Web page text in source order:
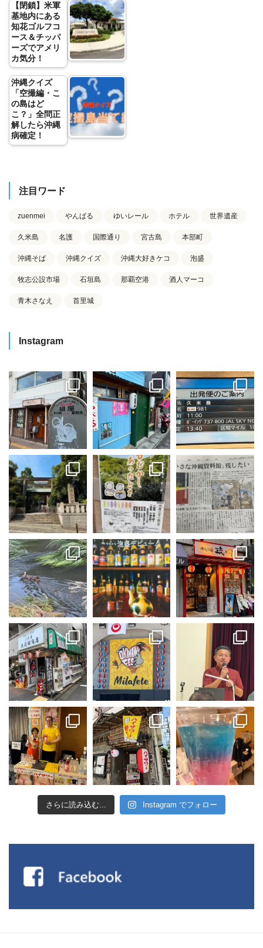
【閉鎖】米軍
基地内にある
知花ゴルフコ
ース＆チッパ
ーズでアメリ
カ気分！
沖縄クイズ
「空撮編・こ
の島はど
こ？」全問正
解したら沖縄
病確定！
注目ワード
zuenmei やんばる ゆいレール ホテル 世界遺産
久米島 名護 国際通り 宮古島 本部町
沖縄そば 沖縄クイズ 沖縄大好きケコ 泡盛
牧志公設市場 石垣島 那覇空港 酒人マーコ
青木さなえ 首里城
Instagram
さらに読み込む... Instagram でフォロー